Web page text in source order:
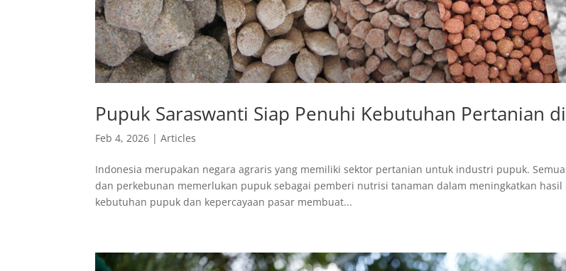
Pupuk Saraswanti Siap Penuhi Kebutuhan Pertanian
Feb 4, 2026 |Articles
Indonesia merupakan negara agraris yang memiliki sektor pertanian untuk industri pupuk.
dan perkebunan memerlukan pupuk sebagai pemberi nutrisi tanaman dalam meningkatkan hasil
kebutuhan pupuk dan kepercayaan pasar membuat...